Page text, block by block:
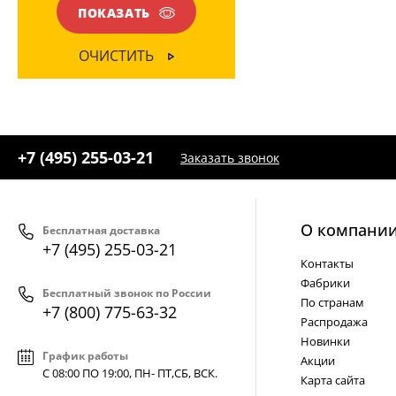
ПОКАЗАТЬ
ОЧИСТИТЬ
+7 (495) 255-03-21 Заказать звонок
Бесплатная доставка
+7 (495) 255-03-21
Бесплатный звонок по России
+7 (800) 775-63-32
График работы
С 08:00 ПО 19:00, ПН- ПТ,СБ, ВСК.
О
Контакты
Фабрики
По странам
Распродажа
Новинки
Акции
Карта сайта